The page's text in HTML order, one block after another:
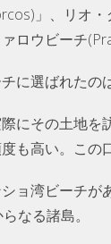
」、リオ
ロウビーチ
に選ばれたの
にその土地
も高い。この
ョ湾ビーチ
なる諸島。